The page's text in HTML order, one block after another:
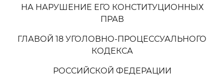
НА НАРУШЕНИЕ ЕГО КОНСТИТУЦИОННЫХ
ПРАВ
ГЛАВОЙ 18 УГОЛОВНО-ПРОЦЕССУАЛЬНОГО
КОДЕКСА
РОССИЙСКОЙ ФЕДЕРАЦИИ